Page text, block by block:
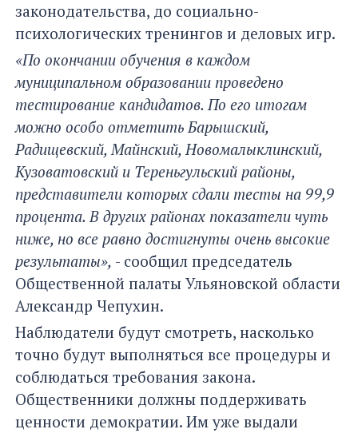
законодательства, до социально-
психологических тренингов и деловых игр.
«По окончании обучения в каждом
муниципальном образовании проведено
тестирование кандидатов. По его итогам
можно особо отметить Барышский,
Радищевский, Майнский, Новомалыклинский,
Кузоватовский и Тереньгульский районы,
представители которых сдали тесты на 99,9
процента. В других районах показатели чуть
ниже, но все равно достигнуты очень высокие
результаты», - сообщил председатель
Общественной палаты Ульяновской области
Александр Чепухин.
Наблюдатели будут смотреть, насколько
точно будут выполняться все процедуры и
соблюдаться требования закона.
Общественники должны поддерживать
ценности демократии. Им уже выдали